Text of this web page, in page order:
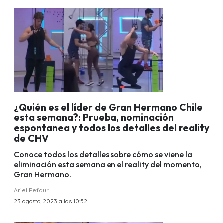
¿Quién es el líder de Gran Hermano Chile
esta semana?: Prueba, nominación
espontanea y todos los detalles del reality
de CHV
Conoce todos los detalles sobre cómo se viene la
eliminación esta semana en el reality del momento,
Gran Hermano.
Ariel Pefaur
23 agosto, 2023 a las 10:52